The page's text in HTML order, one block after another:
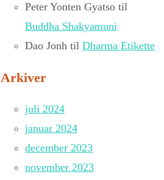
Peter Yonten Gyatso til
Buddha Shakyamuni
Dao Jonh til Dharma Etikette
Arkiver
juli 2024
januar 2024
december 2023
november 2023